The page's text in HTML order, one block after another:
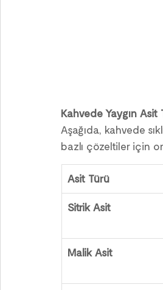
Kahvede Yaygın Asit
Aşağıda, kahvede
bazlı çözeltiler için
Asit Türü
Sitrik Asit
Malik Asit